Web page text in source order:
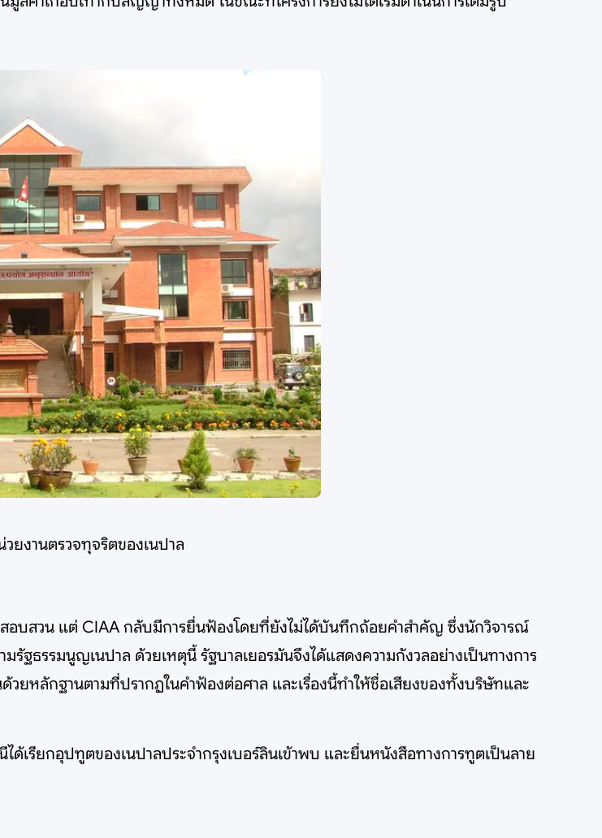
ยงานตรวจทุจริตของเนปาล
อบสวน แต่ CIAA กลับมีการยื่นฟ้องโดยที่ยังไม่ได้บันทึกถ้อยคำสำคัญ ซึ่งนักวิจารณ์
ฐธรรมนูญเนปาล ด้วยเหตุนี้ รัฐบาลเยอรมันจึงได้แสดงความกังวลอย่างเป็นทางการ
วยหลักฐานตามที่ปรากฏในคำฟ้องต่อศาล และเรื่องนี้ทำให้ชื่อเสียงของทั้งบริษัทและ
ด้เรียกอุปทูตของเนปาลประจำกรุงเบอร์ลินเข้าพบ และยื่นหนังสือทางการทูตเป็นลาย